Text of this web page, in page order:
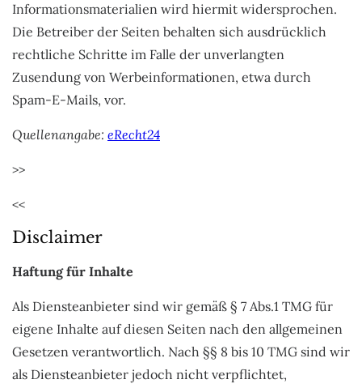
Informationsmaterialien wird hiermit widersprochen.
Die Betreiber der Seiten behalten sich ausdrücklich
rechtliche Schritte im Falle der unverlangten
Zusendung von Werbeinformationen, etwa durch
Spam-E-Mails, vor.
Quellenangabe: eRecht24
>>
<<
Disclaimer
Haftung für Inhalte
Als Diensteanbieter sind wir gemäß § 7 Abs.1 TMG für
eigene Inhalte auf diesen Seiten nach den allgemeinen
Gesetzen verantwortlich. Nach §§ 8 bis 10 TMG sind wir
als Diensteanbieter jedoch nicht verpflichtet,